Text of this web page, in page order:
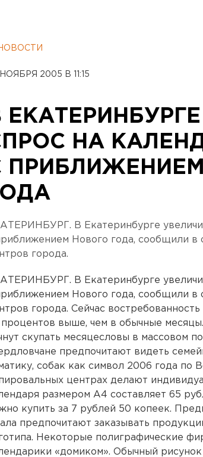
2005 В 11:15
НА
В Екатеринбурге
Нового года, сообщили в
города.
В Екатеринбурге
Нового года, сообщили в
города. Сейчас
выше, чем в обычные
скупать месяцесловы в массовом
предпочитают видеть
собак как символ 2006 года по
центрах делают
размером А4 составляет 65
купить за 7 рублей 50 копеек.
предпочитают заказывать
Некоторые полиграфические
«домиком». Обычный